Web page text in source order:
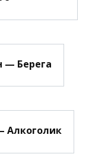
— Берега
Алкоголик